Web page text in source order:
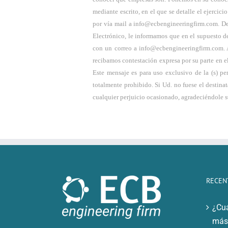
mediante escrito, en el que se detalle el
por vía mail a info@ecbengineeringfirm.com.
Electrónico, le informamos que en el supuesto
con un correo a
recibamos contestación expresa por su parte en
Este mensaje es para uso exclusivo de la (s)
totalmente prohibido. Si Ud. no fuese el
cualquier perjuicio ocasionado, agradeciéndole